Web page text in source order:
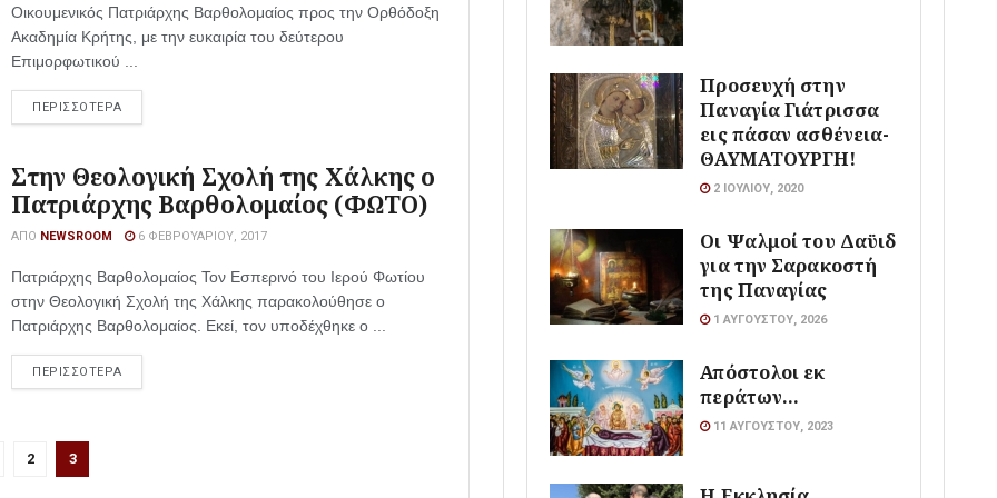
Οικουμενικός Πατριάρχης Βαρθολομαίος προς την Ορθόδοξη
Ακαδημία Κρήτης, με την ευκαιρία του δεύτερου
Επιμορφωτικού ...
ΠΕΡΙΣΣΟΤΕΡΑ
Στην Θεολογική Σχολή της Χάλκης ο
Πατριάρχης Βαρθολομαίος (ΦΩΤΟ)
ΑΠΌ NEWSROOM 6 ΦΕΒΡΟΥΑΡΊΟΥ, 2017
Πατριάρχης Βαρθολομαίος Τον Εσπερινό του Ιερού Φωτίου
στην Θεολογική Σχολή της Χάλκης παρακολούθησε ο
Πατριάρχης Βαρθολομαίος. Εκεί, τον υποδέχθηκε ο ...
ΠΕΡΙΣΣΟΤΕΡΑ
2 3
Προσευχή στην
Παναγία Γιάτρισσα
εις πάσαν ασθένεια-
ΘΑΥΜΑΤΟΥΡΓΗ!
2 ΙΟΥΛΊΟΥ, 2020
Οι Ψαλμοί του Δαϋιδ
για την Σαρακοστή
της Παναγίας
1 ΑΥΓΟΎΣΤΟΥ, 2026
Απόστολοι εκ
περάτων…
11 ΑΥΓΟΎΣΤΟΥ, 2023